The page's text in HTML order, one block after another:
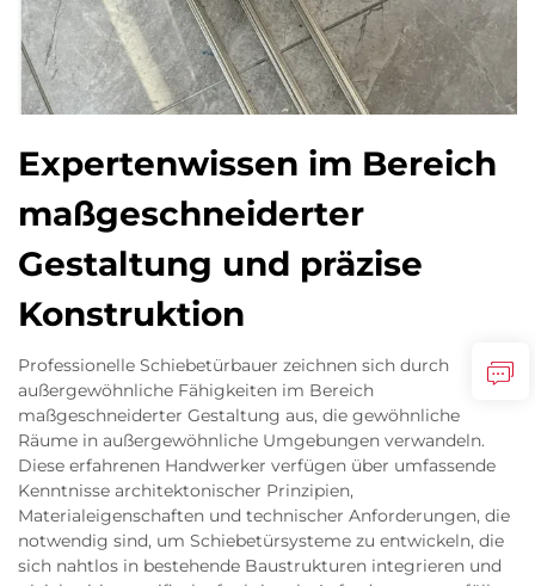
Expertenwissen im Bereich
maßgeschneiderter
Gestaltung und präzise
Konstruktion
Professionelle Schiebetürbauer zeichnen sich durch
außergewöhnliche Fähigkeiten im Bereich
maßgeschneiderter Gestaltung aus, die gewöhnliche
Räume in außergewöhnliche Umgebungen verwandeln.
Diese erfahrenen Handwerker verfügen über umfassende
Kenntnisse architektonischer Prinzipien,
Materialeigenschaften und technischer Anforderungen, die
notwendig sind, um Schiebetürsysteme zu entwickeln, die
sich nahtlos in bestehende Baustrukturen integrieren und